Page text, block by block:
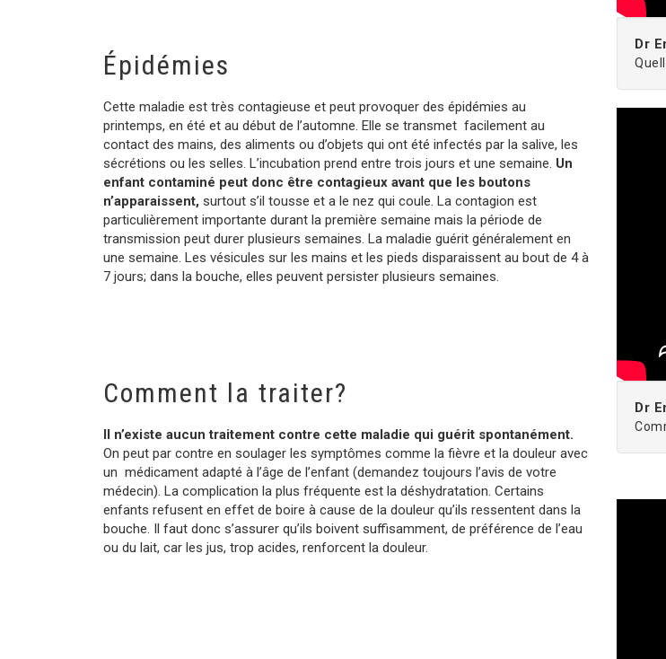
Épidémies
Cette maladie est très contagieuse et peut provoquer des épidémies au
printemps, en été et au début de l’automne. Elle se transmet facilement au
contact des mains, des aliments ou d’objets qui ont été infectés par la salive, les
sécrétions ou les selles. L’incubation prend entre trois jours et une semaine. Un
enfant contaminé peut donc être contagieux avant que les boutons
n’apparaissent, surtout s’il tousse et a le nez qui coule. La contagion est
particulièrement importante durant la première semaine mais la période de
transmission peut durer plusieurs semaines. La maladie guérit généralement en
une semaine. Les vésicules sur les mains et les pieds disparaissent au bout de 4 à
7 jours; dans la bouche, elles peuvent persister plusieurs semaines.
Comment la traiter?
Il n’existe aucun traitement contre cette maladie qui guérit spontanément.
On peut par contre en soulager les symptômes comme la fièvre et la douleur avec
un médicament adapté à l’âge de l’enfant (demandez toujours l’avis de votre
médecin). La complication la plus fréquente est la déshydratation. Certains
enfants refusent en effet de boire à cause de la douleur qu’ils ressentent dans la
bouche. Il faut donc s’assurer qu’ils boivent suffisamment, de préférence de l’eau
ou du lait, car les jus, trop acides, renforcent la douleur.
Dr
Dr